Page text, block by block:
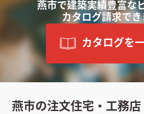
燕市で建築実績豊富な
カタログ請求でき
カタログを
燕市の注文住宅・工務